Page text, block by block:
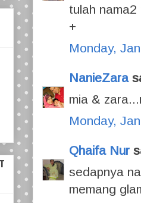
tulah nama2
+
Monday,
NanieZara
mia &
Monday,
Qhaifa Nur
sedapnya
memang